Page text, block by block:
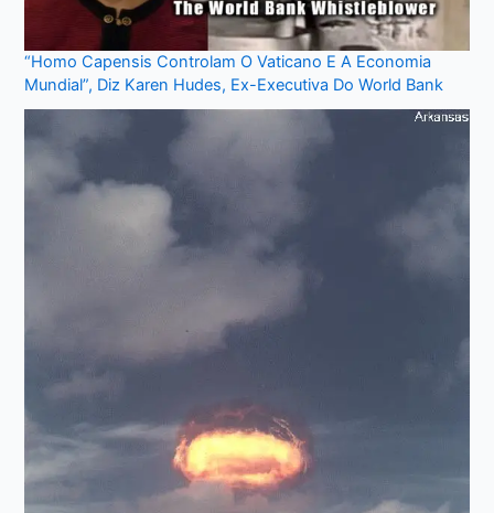
“Homo Capensis Controlam O Vaticano E A Economia
Mundial”, Diz Karen Hudes, Ex-Executiva Do World Bank